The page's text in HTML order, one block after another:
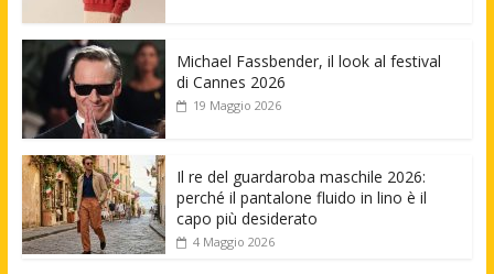
Michael Fassbender, il look al festival
di Cannes 2026
19 Maggio 2026
Il re del guardaroba maschile 2026:
perché il pantalone fluido in lino è il
capo più desiderato
4 Maggio 2026